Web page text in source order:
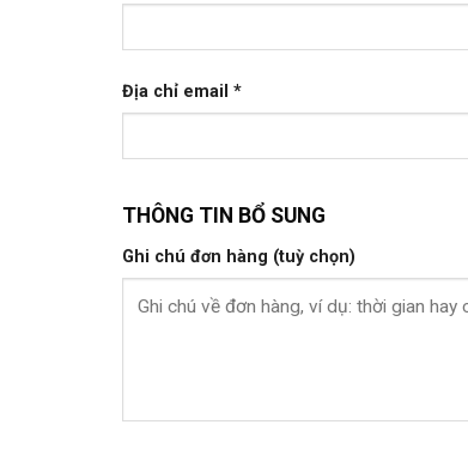
Địa chỉ email *
THÔNG TIN BỔ SUNG
Ghi chú đơn hàng (tuỳ chọn)